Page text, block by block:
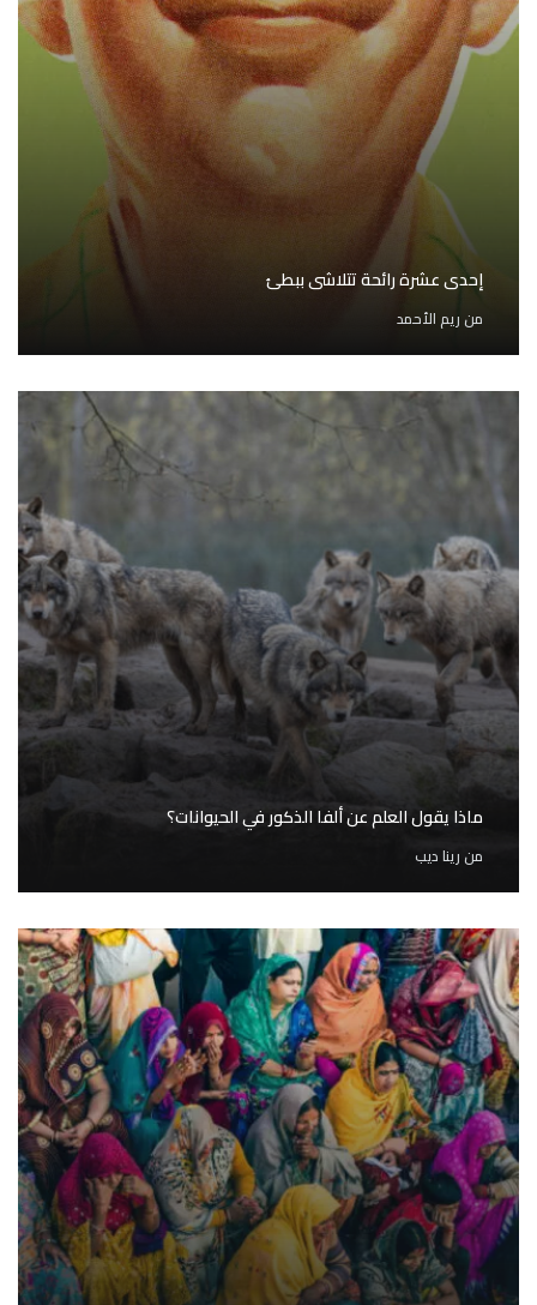
إحدى عشرة رائحة تتلاشى ببطئ
من ريم الأحمد
ماذا يقول العلم عن ألفا الذكور في الحيوانات؟
من رينا ديب